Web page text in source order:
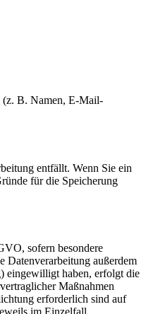
(z. B. Namen, E-Mail-
entfällt. Wenn Sie ein
für die Speicherung
sofern besondere
Datenverarbeitung außerdem
eingewilligt haben, erfolgt die
Maßnahmen
erforderlich sind auf